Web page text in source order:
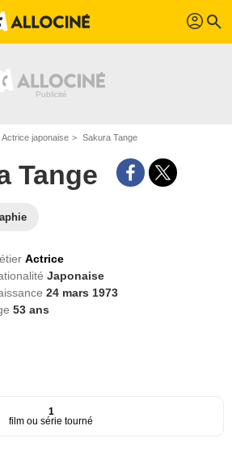
profil search
Actrice japonaise Sakura Tange
Tange
Actrice
Japonaise
24 mars 1973
53 ans
1
film ou série tourné